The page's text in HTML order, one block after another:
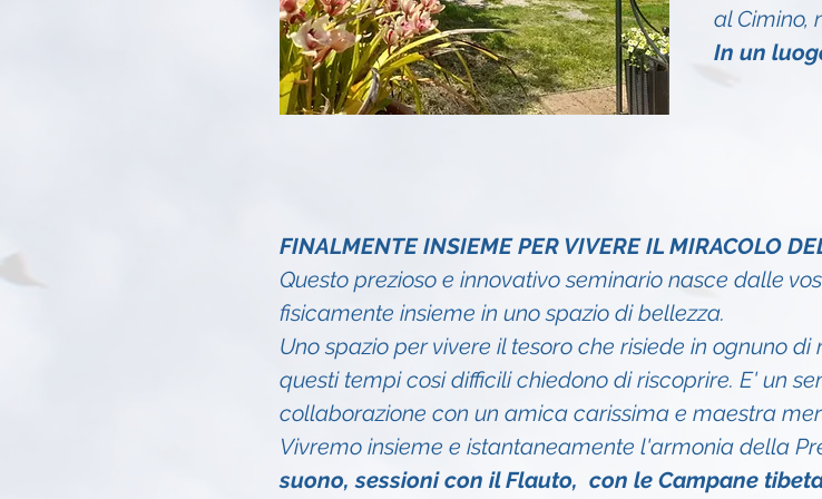
al Cimino,
In un
FINALMENTE INSIEME PER VIVERE IL MIRACOLO
Questo prezioso e innovativo seminario nasce dalle
fisicamente insieme in uno spazio di bellezza.
Uno spazio per vivere il tesoro che risiede in ognuno di
questi tempi cosi difficili chiedono di riscoprire. E' un
collaborazione con un amica carissima e maestra
Vivremo insieme e istantaneamente l'armonia della
suono, sessioni con il Flauto,  con le Campane